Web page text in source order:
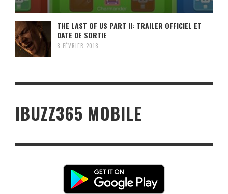
THE LAST OF US PART II: TRAILER OFFICIEL ET
DATE DE SORTIE
8 FÉVRIER 2018
IBUZZ365 MOBILE